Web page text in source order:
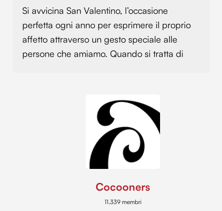
Si avvicina San Valentino, l’occasione
perfetta ogni anno per esprimere il proprio
affetto attraverso un gesto speciale alle
persone che amiamo. Quando si tratta di
Cocooners
11.339 membri